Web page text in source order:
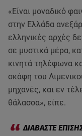
«Είναι μοναδικό
στην Ελλάδα
ελληνικές αρχές
σε μυστικά μέρα,
κινητά τηλέφωνα
σκάφη του
μηχανές, και εν
θάλασσα», είπε.